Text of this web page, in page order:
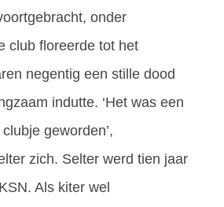
onder
club floreerde tot het
negentig een stille dood
indutte. ‘Het was een
geworden’,
zich. Selter werd tien jaar
Als kiter wel